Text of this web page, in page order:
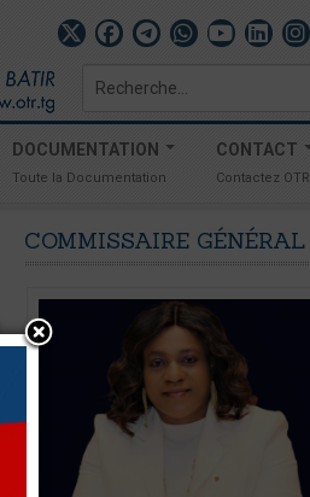
Rechercher
DOCUMENTATION
Toute la Documentation
CONTACT
Contactez OTR
COMMISSAIRE GÉNÉRAL